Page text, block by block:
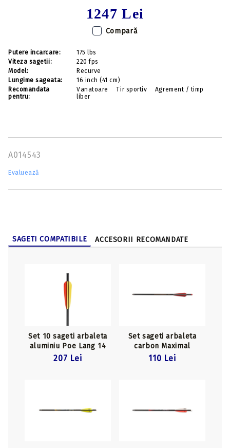
1247 Lei
Putere incarcare:
175 lbs
Viteza sagetii:
220 fps
Model:
Recurve
Lungime sageata:
16 inch (41 cm)
Recomandata
pentru:
Vanatoare Tir sportiv
Agrement / timp
liber
A014543
Evaluează
Compară
SAGETI COMPATIBILE ACCESORII RECOMANDATE
Set 10 sageti arbaleta
aluminiu Poe Lang 14
inch 2018 Black
207 Lei
Set sageti arbaleta
carbon Maximal
Maxonia 17 inch
110 Lei